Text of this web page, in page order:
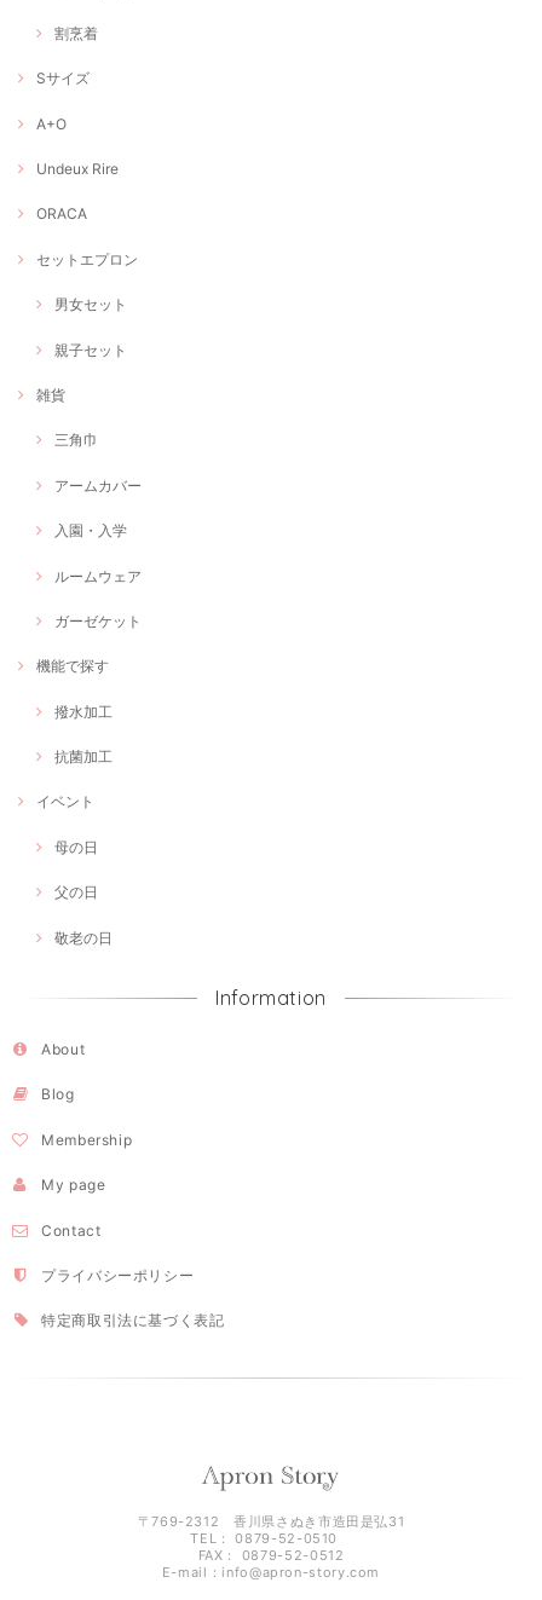
割烹着
Sサイズ
A+O
Undeux Rire
ORACA
セットエプロン
男女セット
親子セット
雑貨
三角巾
アームカバー
入園・入学
ルームウェア
ガーゼケット
機能で探す
撥水加工
抗菌加工
イベント
母の日
父の日
敬老の日
Information
About
Blog
Membership
My page
Contact
プライバシーポリシー
特定商取引法に基づく表記
〒769-2312 香川県さぬき市造田是弘31
TEL： 0879-52-0510
FAX： 0879-52-0512
E-mail： info@apron-story.com